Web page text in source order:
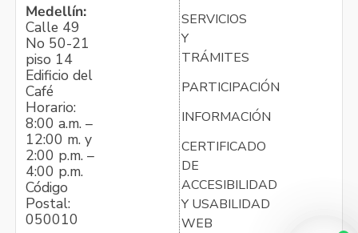
Medellín:
Calle 49
No 50-21
piso 14
Edificio del
Café
Horario:
8:00 a.m. –
12:00 m. y
2:00 p.m. –
4:00 p.m.
Código
Postal:
050010
SERVICIOS
Y
TRÁMITES
PARTICIPACIÓN
INFORMACIÓN
CERTIFICADO
DE
ACCESIBILIDAD
Y USABILIDAD
WEB